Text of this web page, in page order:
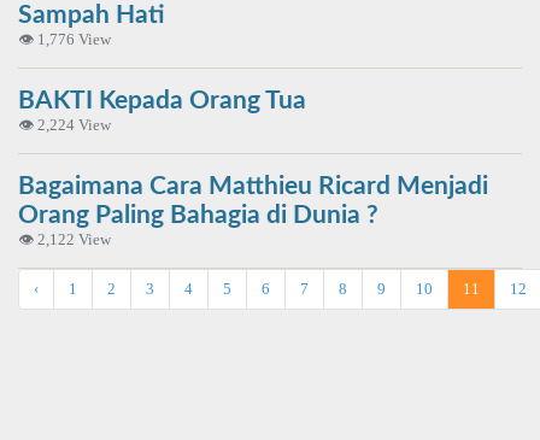
Sampah Hati
👁 1,776 View
BAKTI Kepada Orang Tua
👁 2,224 View
Bagaimana Cara Matthieu Ricard Menjadi
Orang Paling Bahagia di Dunia ?
👁 2,122 View
‹ 1 2 3 4 5 6 7 8 9 10 11 12